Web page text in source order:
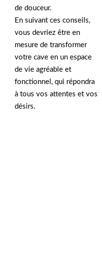
de douceur.
En suivant ces conseils,
vous devriez être en
mesure de transformer
votre cave en un espace
de vie agréable et
fonctionnel, qui répondra
à tous vos attentes et vos
désirs.